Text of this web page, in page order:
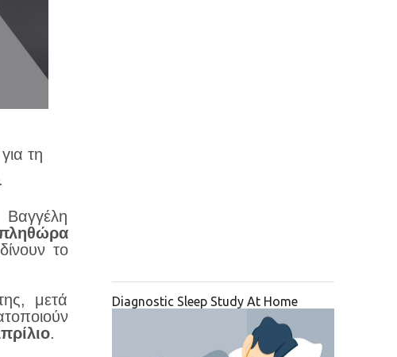
για τη
το
μετά
.
Diagnostic Sleep Study At Home